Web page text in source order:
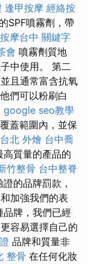
逢甲按摩 經絡按
SPF噴霧劑，帶
按摩台中 關鍵字
會 噴霧劑質地
中使用。 第二
且通常富含抗氧
們可以粉刷白
google seo教學
蓋範圍內，並保
台北 外燴 台中喬
質量的產品的
竹整骨 台中整脊
的品牌罰款，
加強我們的表
牌，我們已經
容易選擇自己的
品牌和質量非
整骨 在任何化妝